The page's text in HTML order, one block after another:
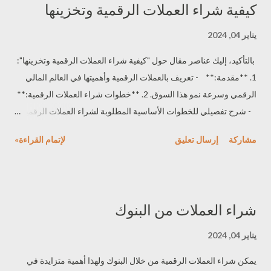
الأساسية المطلوبة لذلك على المنصات المختلفة. 5. **التحليل وتوقعات
السوق:** - أهمية التحليل الدوري لتوقعات السوق والمؤشرات الفنية
العوامل المؤثرة في تحقيق الربح أو الخسارة عند بيع العملات الرقمية
وكيفية إدارة المخاطر بشكل فعّال. 7. **التوصيات والنصائح:** - تقديم
بعض النصائح الأخيرة ح...
كيفية شراء العملات الرقمية وتخزينها
يناير 04, 2024
بالتأكيد، إليك عناصر مقال حول "كيفية شراء العملات الرقمية وتخزينها":
1. **مقدمة:** - تعريف بالعملات الرقمية وأهميتها في العالم المالي
الرقمي وسرعة نمو هذا السوق. 2. **خطوات شراء العملات الرقمية:**
- شرح تفصيلي للخطوات الأساسية المطلوبة لشراء العملات الرقمية،
العملات الرقمية:** - شرح أساليب تخزين العملات الرقمية مثل
**استراتيجيات الأمان:** - توفير استراتيجيات الأمان الرئيسية
الرقمية واختيار العملات المناسبة للاستثمار. 7. **تحذيرات ومخاطر:**
مشاركة إرسال تعليق لإتمام القراءة»
شراء العملات من البنوك
يناير 04, 2024
يمكن شراء العملات الرقمية من خلال البنوك ولهذا أهمية متزايدة في